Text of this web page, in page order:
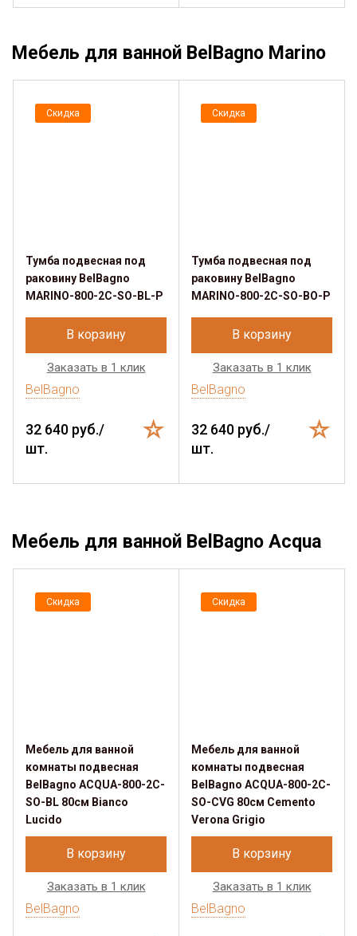
Мебель для ванной BelBagno Marino
Скидка
Тумба подвесная под
раковину BelBagno
MARINO-800-2C-SO-BL-P
В корзину
Заказать в 1 клик
BelBagno
32 640 руб./
шт.
Скидка
Тумба подвесная под
раковину BelBagno
MARINO-800-2C-SO-BO-P
В корзину
Заказать в 1 клик
BelBagno
32 640 руб./
шт.
Мебель для ванной BelBagno Acqua
Скидка
Мебель для ванной
комнаты подвесная
BelBagno ACQUA-800-2C-
SO-BL 80см Bianco
Lucido
В корзину
Заказать в 1 клик
BelBagno
Скидка
Мебель для ванной
комнаты подвесная
BelBagno ACQUA-800-2C-
SO-CVG 80см Cemento
Verona Grigio
В корзину
Заказать в 1 клик
BelBagno